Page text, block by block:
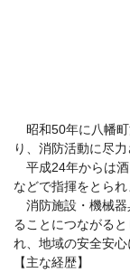
昭和50年に八幡町
り、消防活動に尽力
平成24年からは酒
などで指揮をとられ
消防施設・機械器
ることにつながる
れ、地域の安全安心
【主な経歴】